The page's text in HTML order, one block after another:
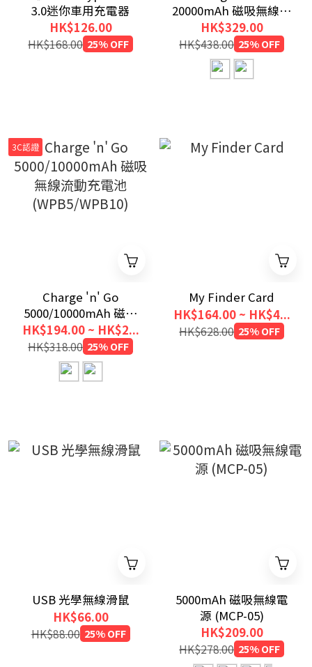
3.0迷你車用充電器
HK$126.00
HK$168.00 25% OFF
20000mAh 磁吸無線流
動充電池 (WPB20)
HK$329.00
HK$438.00 25% OFF
3C認證
Charge 'n' Go
5000/10000mAh 磁吸
無線流動充電池
(WPB5/WPB10)
HK$194.00 ~ HK$2...
HK$318.00 25% OFF
My Finder Card
HK$164.00 ~ HK$4...
HK$628.00 25% OFF
USB 光學無線滑鼠
HK$66.00
HK$88.00 25% OFF
5000mAh 磁吸無線電
源 (MCP-05)
HK$209.00
HK$278.00 25% OFF